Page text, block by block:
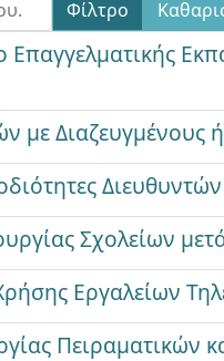
Φίλτρο
Επαγγελματικής
με Διαζευγμένους
Σχολείων
Εργαλείων
Πειραματικών